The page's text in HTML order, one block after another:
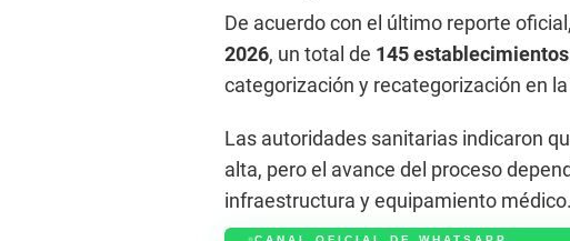
De acuerdo con el último reporte
2026, un total de 145
categorización y recategorización en
Las autoridades sanitarias indicaron
alta, pero el avance del proceso
infraestructura y equipamiento médico.